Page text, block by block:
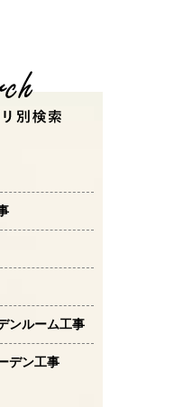
ンルーム工事
デン工事